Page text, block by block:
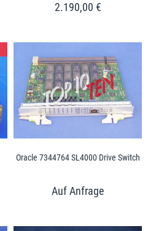
2.190,00 €
Oracle 7344764 SL4000 Drive Switch